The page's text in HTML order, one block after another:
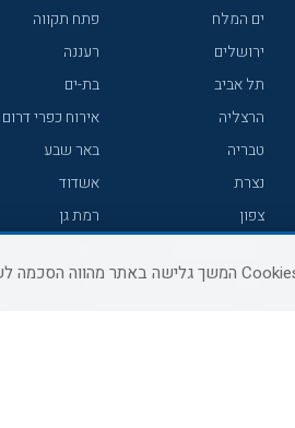
ים המלח
ירושלים
תל אביב
הרצליה
טבריה
נצרת
צפון
נתניה
פתח תקווה
רעננה
בת-ים
אירוח כפרי דרום
באר שבע
אשדוד
רמת גן
עכו